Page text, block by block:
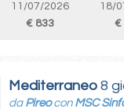
11/07/2026
€ 833
18/
€
Mediterraneo 8
da Pireocon MSC